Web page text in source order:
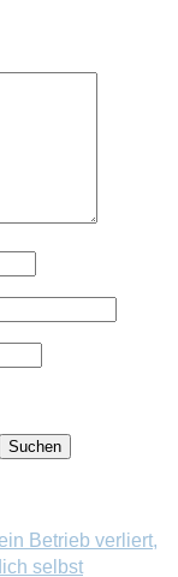
Betrieb verliert,
selbst